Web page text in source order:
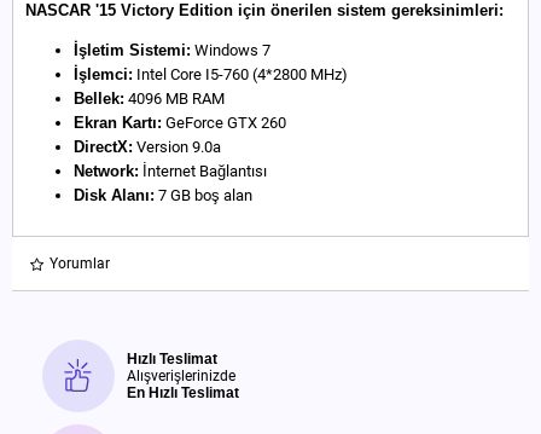
NASCAR '15 Victory Edition için önerilen sistem gereksinimleri:
İşletim Sistemi: Windows 7
İşlemci: Intel Core I5-760 (4*2800 MHz)
Bellek: 4096 MB RAM
Ekran Kartı: GeForce GTX 260
DirectX: Version 9.0a
Network: İnternet Bağlantısı
Disk Alanı: 7 GB boş alan
Yorumlar
Hızlı Teslimat
Alışverişlerinizde
En Hızlı Teslimat